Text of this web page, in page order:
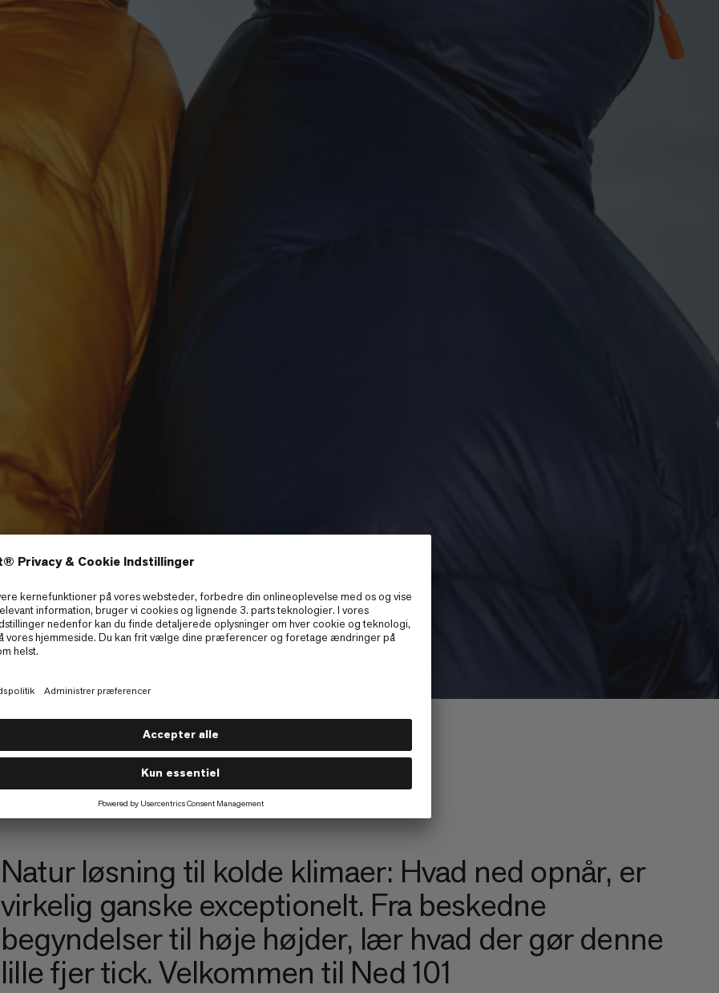
LANDO PFÖST
Natur løsning til kolde klimaer: Hvad ned opnår, er
virkelig ganske exceptionelt. Fra beskedne
begyndelser til høje højder, lær hvad der gør denne
lille fjer tick. Velkommen til Ned 101